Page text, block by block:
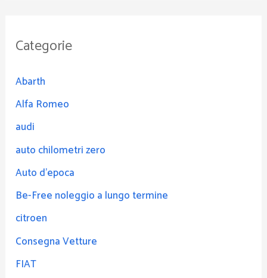
Categorie
Abarth
Alfa Romeo
audi
auto chilometri zero
Auto d'epoca
Be-Free noleggio a lungo termine
citroen
Consegna Vetture
FIAT